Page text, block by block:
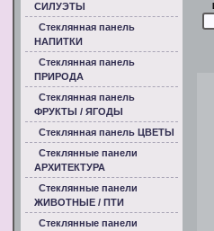
СИЛУЭТЫ
Стеклянная панель
НАПИТКИ
Стеклянная панель
ПРИРОДА
Стеклянная панель
ФРУКТЫ / ЯГОДЫ
Стеклянная панель ЦВЕТЫ
Стеклянные панели
АРХИТЕКТУРА
Стеклянные панели
ЖИВОТНЫЕ / ПТИ
Стеклянные панели